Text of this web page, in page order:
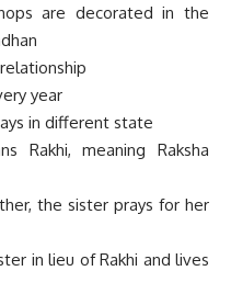
are decorated in the
year
in different state
Rakhi, meaning Raksha
the sister prays for her
in lieu of Rakhi and lives